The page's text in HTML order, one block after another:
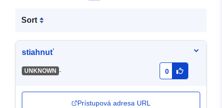
Sort
stiahnuť
UNKNOWN - 0
Prístupová adresa URL